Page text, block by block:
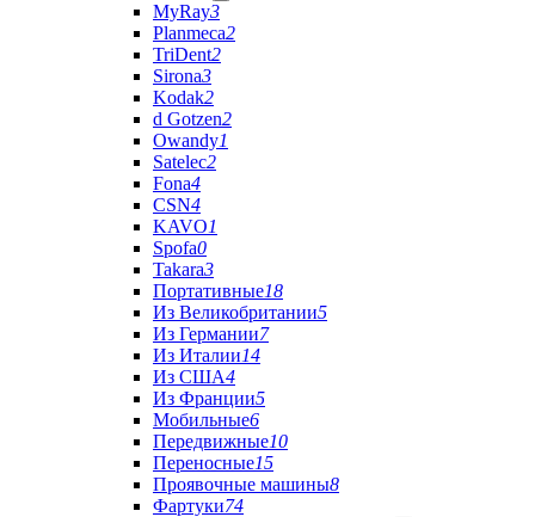
MyRay3
Planmeca2
TriDent2
Sirona3
Kodak2
d Gotzen2
Owandy1
Satelec2
Fona4
CSN4
KAVO1
Spofa0
Takara3
Портативные18
Из Великобритании5
Из Германии7
Из Италии14
Из США4
Из Франции5
Мобильные6
Передвижные10
Переносные15
Проявочные машины8
Фартуки74